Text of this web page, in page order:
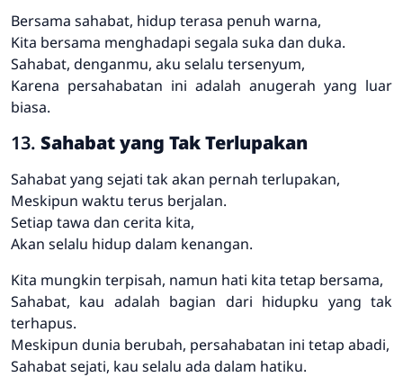
Bersama sahabat, hidup terasa penuh warna,
Kita bersama menghadapi segala suka dan duka.
Sahabat, denganmu, aku selalu tersenyum,
Karena persahabatan ini adalah anugerah yang luar
biasa.
13. Sahabat yang Tak Terlupakan
Sahabat yang sejati tak akan pernah terlupakan,
Meskipun waktu terus berjalan.
Setiap tawa dan cerita kita,
Akan selalu hidup dalam kenangan.
Kita mungkin terpisah, namun hati kita tetap bersama,
Sahabat, kau adalah bagian dari hidupku yang tak
terhapus.
Meskipun dunia berubah, persahabatan ini tetap abadi,
Sahabat sejati, kau selalu ada dalam hatiku.